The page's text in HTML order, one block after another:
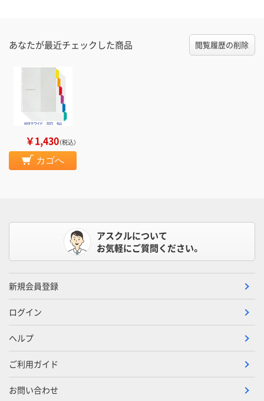
あなたが最近チェックした商品 閲覧履歴の削除
￥1,430（税込）
カゴへ
アスクルについて
お気軽にご質問ください。
新規会員登録
ログイン
ヘルプ
ご利用ガイド
お問い合わせ